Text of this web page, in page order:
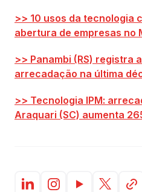
>> 10 usos da tecnologia
abertura de empresas no
>> Panambi (RS) registra
arrecadação na última
>> Tecnologia IPM:
Araquari (SC) aumenta